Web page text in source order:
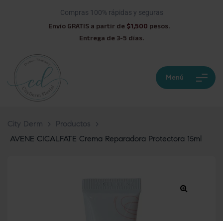
Compras 100% rápidas y seguras
Envío GRATIS a partir de $1,500 pesos.
Entrega de 3-5 días.
Menú
City Derm > Productos
>
AVENE CICALFATE Crema Reparadora Protectora 15ml